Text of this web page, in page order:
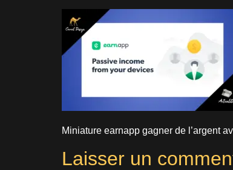
Miniature earnapp gagner de l’argent
Laisser un